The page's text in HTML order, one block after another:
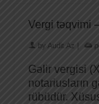
Vergi təqvimi
by Audit.Az |
Gəlir vergisi
notariusların
rübüdür.